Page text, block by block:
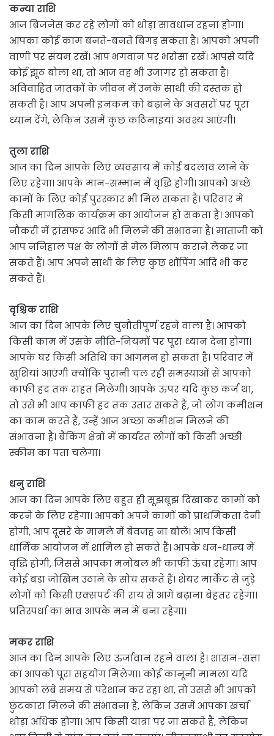
कन्या राशि
आज बिजनेस कर रहे लोगों को थोड़ा सावधान रहना होगा।
आपका कोई काम बनते-बनते बिगड़ सकता है। आपको अपनी
वाणी पर संयम रखें। आप भगवान पर भरोसा रखें। आपसे यदि
कोई झूठ बोला था, तो आज वह भी उजागर हो सकता है।
अविवाहित जातकों के जीवन में उनके साथी की दस्तक हो
सकती है। आप अपनी इनकम को बढ़ाने के अवसरों पर पूरा
ध्यान देंगे, लेकिन उसमें कुछ कठिनाइयां अवश्य आएंगी।
तुला राशि
आज का दिन आपके लिए व्यवसाय में कोई बदलाव लाने के
लिए रहेगा। आपके मान-सम्मान में वृद्धि होगी। आपको अच्छे
कामों के लिए कोई पुरस्कार भी मिल सकता है। परिवार में
किसी मांगलिक कार्यक्रम का आयोजन हो सकता है। आपको
नौकरी में ट्रांसफर आदि भी मिलने की संभावना है। माताजी को
आप ननिहाल पक्ष के लोगों से मेल मिलाप कराने लेकर जा
सकते हैं। आप अपने साथी के लिए कुछ शॉपिंग आदि भी कर
सकते हैं।
वृश्चिक राशि
आज का दिन आपके लिए चुनौतीपूर्ण रहने वाला है। आपको
किसी काम में उसके नीति-नियमों पर पूरा ध्यान देना होगा।
आपके घर किसी अतिथि का आगमन हो सकता है। परिवार में
खुशियां आएंगी क्योंकि पुरानी चल रही समस्याओं से आपको
काफी हद तक राहत मिलेगी। आपके ऊपर यदि कुछ कर्ज था,
तो उसे भी आप काफी हद तक उतार सकते हैं, जो लोग कमीशन
का काम करते हैं, उन्हें आज अच्छा कमीशन मिलने की
संभावना है। बैंकिंग क्षेत्रों में कार्यरत लोगों को किसी अच्छी
स्कीम का पता चलेगा।
धनु राशि
आज का दिन आपके लिए बहुत ही सूझबूझ दिखाकर कामों को
करने के लिए रहेगा। आपको अपने कामों को प्राथमिकता देनी
होगी, आप दूसरे के मामले में बेवजह ना बोलें। आप किसी
धार्मिक आयोजन में शामिल हो सकते हैं। आपके धन-धान्य में
वृद्धि होगी, जिससे आपका मनोबल भी काफी ऊंचा रहेगा। आप
कोई बड़ा जोखिम उठाने के सोच सकते हैं। शेयर मार्केट से जुड़े
लोगों को किसी एक्सपर्ट की राय से आगे बढ़ाना बेहतर रहेगा।
प्रतिस्पर्धा का भाव आपके मन में बना रहेगा।
मकर राशि
आज का दिन आपके लिए ऊर्जावान रहने वाला है। शासन-सत्ता
का आपको पूरा सहयोग मिलेगा। कोई कानूनी मामला यदि
आपको लंबे समय से परेशान कर रहा था, तो उससे भी आपको
छुटकारा मिलने की संभावना है, लेकिन उसमें आपका खर्चा
थोड़ा अधिक होगा। आप किसी यात्रा पर जा सकते हैं, लेकिन